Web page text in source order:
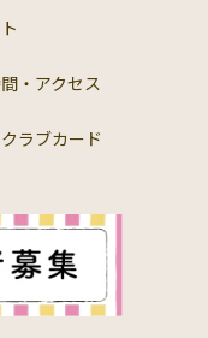
・アクセス
ラブカード